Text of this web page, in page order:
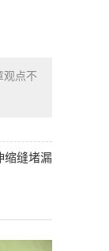
观点不
缩缝堵漏